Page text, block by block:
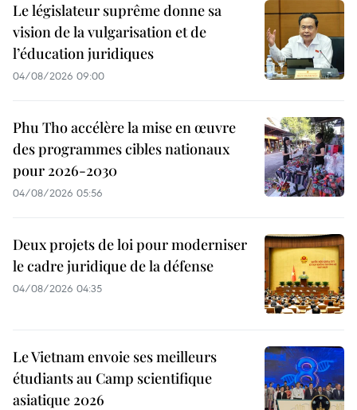
Le législateur suprême donne sa
vision de la vulgarisation et de
l’éducation juridiques
04/08/2026 09:00
Phu Tho accélère la mise en œuvre
des programmes cibles nationaux
pour 2026-2030
04/08/2026 05:56
Deux projets de loi pour moderniser
le cadre juridique de la défense
04/08/2026 04:35
Le Vietnam envoie ses meilleurs
étudiants au Camp scientifique
asiatique 2026